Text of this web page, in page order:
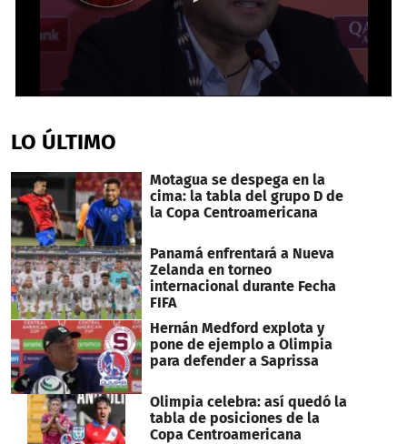
of
2
16
seconds
LO ÚLTIMO
Motagua se despega en la
cima: la tabla del grupo D de
la Copa Centroamericana
Panamá enfrentará a Nueva
Zelanda en torneo
internacional durante Fecha
FIFA
Hernán Medford explota y
pone de ejemplo a Olimpia
para defender a Saprissa
Olimpia celebra: así quedó la
tabla de posiciones de la
Copa Centroamericana